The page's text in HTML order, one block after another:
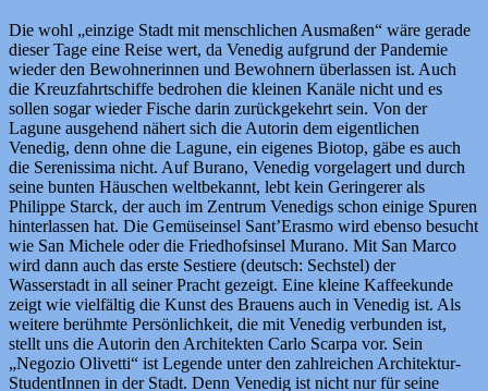
Die wohl „einzige Stadt mit menschlichen Ausmaßen“ wäre gerade
dieser Tage eine Reise wert, da Venedig aufgrund der Pandemie
wieder den Bewohnerinnen und Bewohnern überlassen ist. Auch
die Kreuzfahrtschiffe bedrohen die kleinen Kanäle nicht und es
sollen sogar wieder Fische darin zurückgekehrt sein. Von der
Lagune ausgehend nähert sich die Autorin dem eigentlichen
Venedig, denn ohne die Lagune, ein eigenes Biotop, gäbe es auch
die Serenissima nicht. Auf Burano, Venedig vorgelagert und durch
seine bunten Häuschen weltbekannt, lebt kein Geringerer als
Philippe Starck, der auch im Zentrum Venedigs schon einige Spuren
hinterlassen hat. Die Gemüseinsel Sant’Erasmo wird ebenso besucht
wie San Michele oder die Friedhofsinsel Murano. Mit San Marco
wird dann auch das erste Sestiere (deutsch: Sechstel) der
Wasserstadt in all seiner Pracht gezeigt. Eine kleine Kaffeekunde
zeigt wie vielfältig die Kunst des Brauens auch in Venedig ist. Als
weitere berühmte Persönlichkeit, die mit Venedig verbunden ist,
stellt uns die Autorin den Architekten Carlo Scarpa vor. Sein
„Negozio Olivetti“ ist Legende unter den zahlreichen Architektur-
StudentInnen in der Stadt. Denn Venedig ist nicht nur für seine